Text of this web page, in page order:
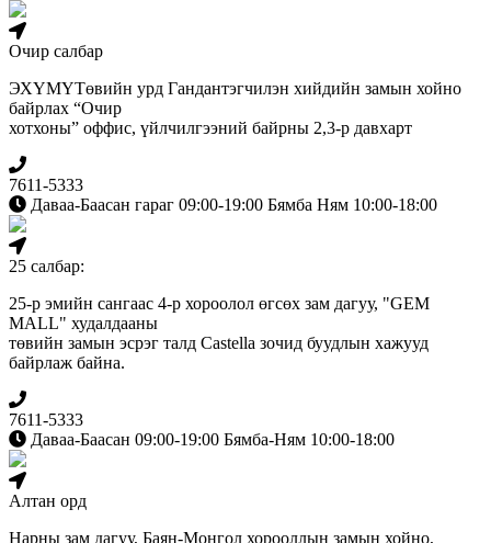
Очир салбар
ЭХҮМҮТөвийн урд Гандантэгчилэн хийдийн замын хойно
байрлах “Очир
хотхоны” оффис, үйлчилгээний байрны 2,3-р давхарт
7611-5333
Даваа-Баасан гараг 09:00-19:00 Бямба Ням 10:00-18:00
25 салбар:
25-р эмийн сангаас 4-р хороолол өгсөх зам дагуу, "GEM
MALL" худалдааны
төвийн замын эсрэг талд Сastella зочид буудлын хажууд
байрлаж байна.
7611-5333
Даваа-Баасан 09:00-19:00 Бямба-Ням 10:00-18:00
Алтан орд
Нарны зам дагуу, Баян-Монгол хорооллын замын хойно,